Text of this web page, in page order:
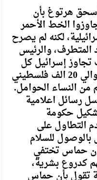
هرتوغ بأن
الخط الأحمر
لكنه لم يصرح
المتطرف، والرئيس
إسرائيل كل
الخطوط الحمر بإستشهاد حوالي 20 الف فلسطيني
النساء الحوامل.
رسائل اعلامية
حكومة
التطاول على
بالوصول للسلام
حماس تختفي
بشرية،
تقول بأن حماس